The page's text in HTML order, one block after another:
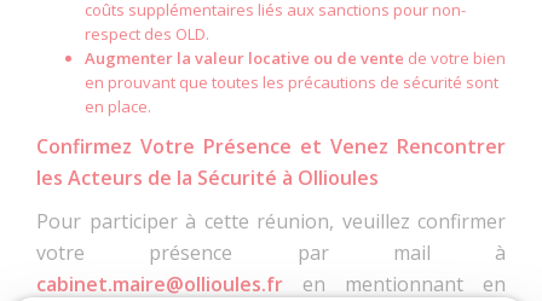
coûts supplémentaires liés aux sanctions pour non-
respect des OLD.
Augmenter la valeur locative ou de vente de votre bien
en prouvant que toutes les précautions de sécurité sont
en place.
Confirmez Votre Présence et Venez Rencontrer
les Acteurs de la Sécurité à Ollioules
Pour participer à cette réunion, veuillez confirmer
votre présence par mail à
cabinet.maire@ollioules.fr en mentionnant en